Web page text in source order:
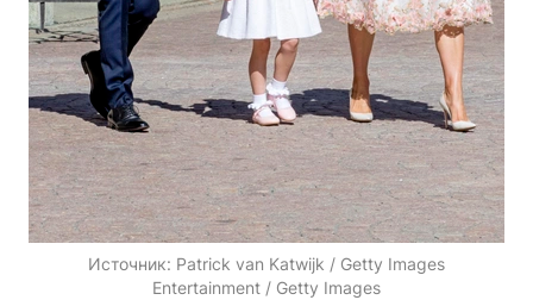
Источник: Patrick van Katwijk / Getty Images
Entertainment / Getty Images